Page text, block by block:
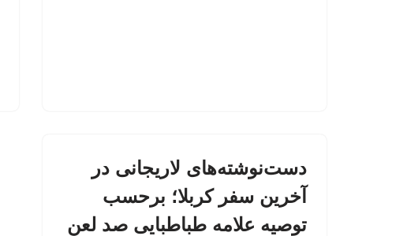
دست‌نوشته‌های لاریجانی در
آخرین سفر کربلا؛ برحسب
توصیه علامه طباطبایی صد لعن